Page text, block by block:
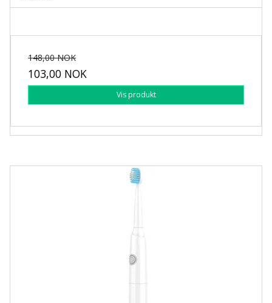
148,00 NOK
103,00 NOK
Vis produkt